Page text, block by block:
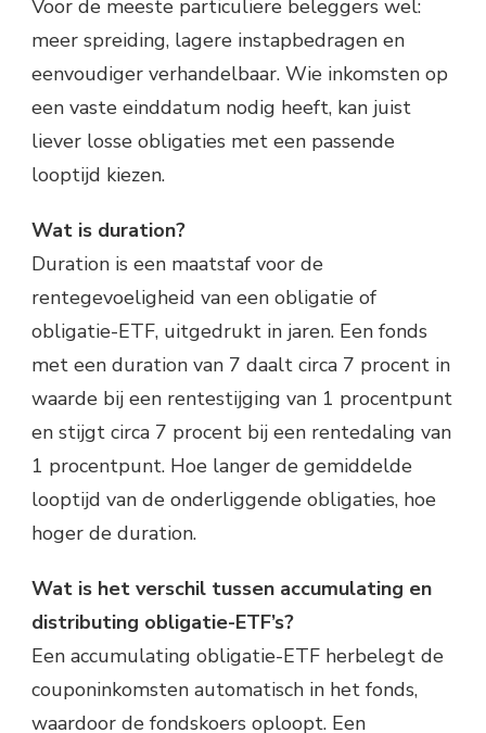
Voor de meeste particuliere beleggers wel:
meer spreiding, lagere instapbedragen en
eenvoudiger verhandelbaar. Wie inkomsten op
een vaste einddatum nodig heeft, kan juist
liever losse obligaties met een passende
looptijd kiezen.
Wat is duration?
Duration is een maatstaf voor de
rentegevoeligheid van een obligatie of
obligatie-ETF, uitgedrukt in jaren. Een fonds
met een duration van 7 daalt circa 7 procent in
waarde bij een rentestijging van 1 procentpunt
en stijgt circa 7 procent bij een rentedaling van
1 procentpunt. Hoe langer de gemiddelde
looptijd van de onderliggende obligaties, hoe
hoger de duration.
Wat is het verschil tussen accumulating en
distributing obligatie-ETF’s?
Een accumulating obligatie-ETF herbelegt de
couponinkomsten automatisch in het fonds,
waardoor de fondskoers oploopt. Een